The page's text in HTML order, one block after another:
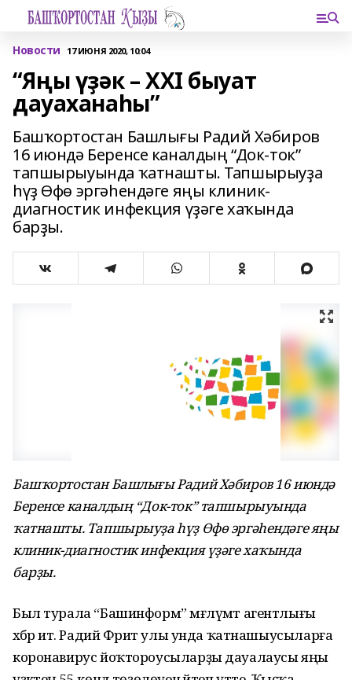
Новости 17 ИЮНЯ 2020, 10:04
“Яңы үҙәк – XXI быуат
дауаханаһы”
Башҡортостан Башлығы Радий Хәбиров
16 июндә Беренсе каналдың “Док-ток”
тапшырыуында ҡатнашты. Тапшырыуҙа
һүҙ Өфө эргәһендәге яңы клиник-
диагностик инфекция үҙәге хаҡында
барҙы.
Башҡортостан Башлығы Радий Хәбиров 16 июндә
Беренсе каналдың “Док-ток” тапшырыуында
ҡатнашты. Тапшырыуҙа һүҙ Өфө эргәһендәге яңы
клиник-диагностик инфекция үҙәге хаҡында
барҙы.
Был турала “Башинформ” мәғлүмәт агентлығы
хәбәр итә. Радий Фәрит улы унда ҡатнашыусыларға
коронавирус йоҡтороусыларҙы дауалаусы яңы